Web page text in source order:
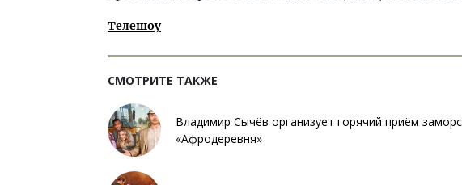
Телешоу
СМОТРИТЕ ТАКЖЕ
Владимир Сычёв организует горячий приём
«Афродеревня»